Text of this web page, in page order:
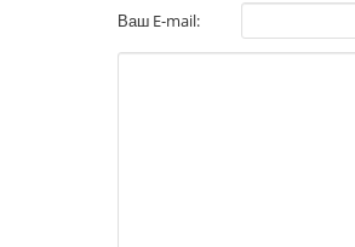
Ваш E-mail: